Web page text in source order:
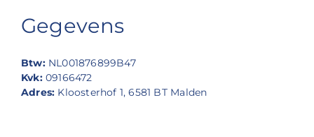
Gegevens
Btw: NL001876899B47
Kvk:09166472
Adres: Kloosterhof 1, 6581 BT Malden